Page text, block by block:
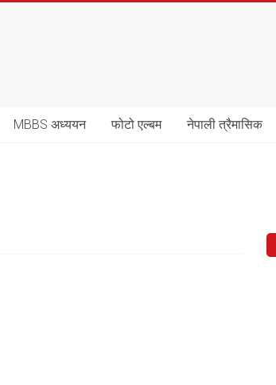
MBBS अध्ययन फोटो एल्बम नेपाली त्रैमासिक